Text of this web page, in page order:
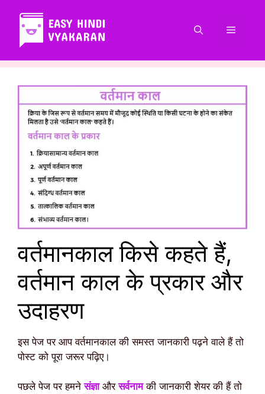
content
Menu
वर्तमानकाल किसे कहते हैं,
वर्तमान काल के प्रकार और
उदाहरण
इस पेज पर आप वर्तमानकाल की समस्त जानकारी पढ़ने वाले हैं तो
पोस्ट को पूरा जरूर पढ़िए।
पछले पेज पर हमनेसंज्ञाऔरसर्वनामकी जानकारी शेयर की हैं तो